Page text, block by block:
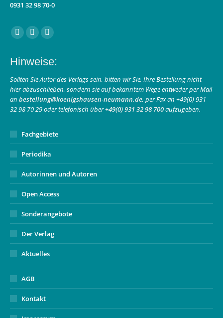
0931 32 98 70-0
Finden Sie uns auf:
Facebook
opens
in
new
window
Instagram
opens
in
new
window
E-
page
opens
in
new
window
Hinweise:
Sollten Sie Autor des Verlags sein, bitten wir Sie, Ihre Bestellung nicht
hier abzuschließen, sondern sie auf bekanntem Wege entweder per Mail
an bestellung@koenigshausen-neumann.de, per Fax an +49(0) 931
32 98 70 29 oder telefonisch über+49(0) 931 32 98 700aufzugeben.
Fachgebiete
Periodika
Autorinnen und Autoren
Open Access
Sonderangebote
Der Verlag
Aktuelles
AGB
Kontakt